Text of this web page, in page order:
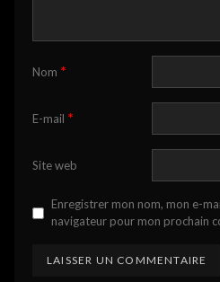
Nom *
E-mail *
Site web
Enregistrer mon nom, mon e-
navigateur pour mon prochain